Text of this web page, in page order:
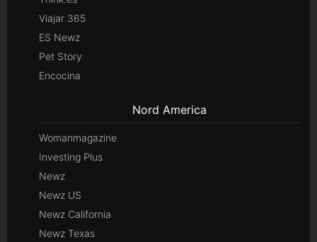
Viajar 365
ES Newz
Pet Story
Encocina
Nord America
Womanmagazine
Investing Plus
Newz
Newz US
Newz California
Newz Texas